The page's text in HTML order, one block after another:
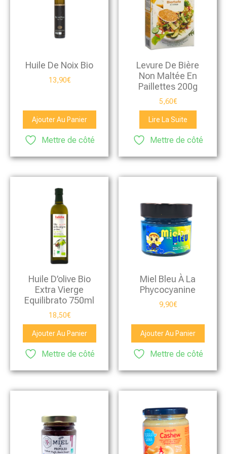
Huile De Noix Bio
13,90€
Ajouter Au Panier
Mettre de côté
Levure De Bière
Non Maltée En
Paillettes 200g
5,60€
Lire La Suite
Mettre de côté
Huile D’olive Bio
Extra Vierge
Equilibrato 750ml
18,50€
Ajouter Au Panier
Mettre de côté
Miel Bleu À La
Phycocyanine
9,90€
Ajouter Au Panier
Mettre de côté